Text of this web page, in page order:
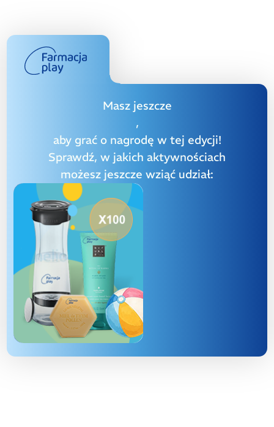
Masz jeszcze
,
aby grać o nagrodę w tej edycji!
Sprawdź, w jakich aktywnościach
możesz jeszcze wziąć udział: